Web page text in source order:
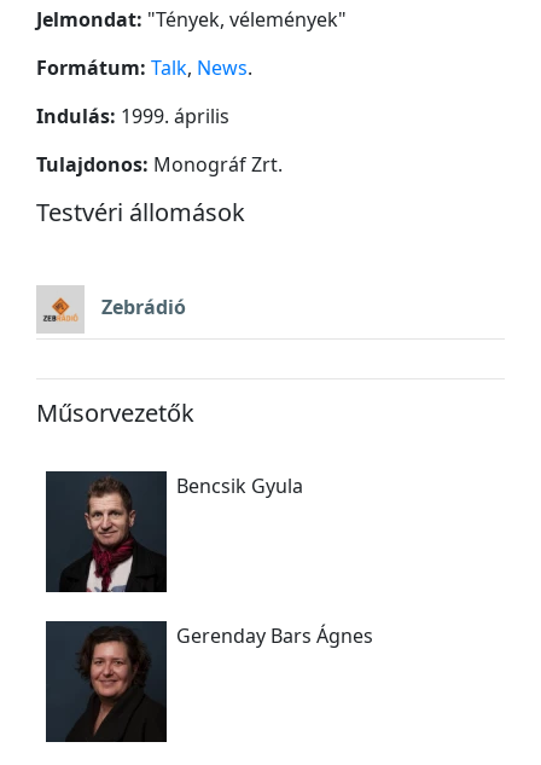
Jelmondat: "Tények, vélemények"
Formátum: Talk, News.
Indulás: 1999. április
Tulajdonos: Monográf Zrt.
Testvéri állomások
Zebrádió
Műsorvezetők
Bencsik Gyula
Gerenday Bars Ágnes